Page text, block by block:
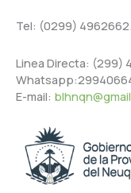
Tel: (0299)
Linea Directa: (299)
E-mail: